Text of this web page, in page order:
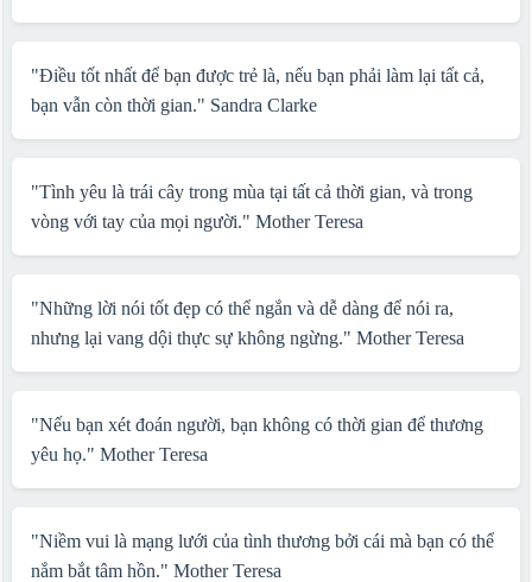
"Điều tốt nhất để bạn được trẻ là, nếu bạn phải làm lại tất cả,
bạn vẫn còn thời gian." Sandra Clarke
"Tình yêu là trái cây trong mùa tại tất cả thời gian, và trong
vòng với tay của mọi người." Mother Teresa
"Những lời nói tốt đẹp có thể ngắn và dễ dàng để nói ra,
nhưng lại vang dội thực sự không ngừng." Mother Teresa
"Nếu bạn xét đoán người, bạn không có thời gian để thương
yêu họ." Mother Teresa
"Niềm vui là mạng lưới của tình thương bởi cái mà bạn có thể
nắm bắt tâm hồn." Mother Teresa